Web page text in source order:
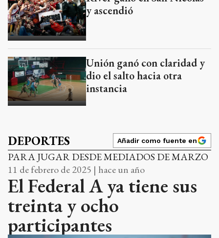
y ascendió
Unión ganó con claridad y
dio el salto hacia otra
instancia
DEPORTES Añadir como fuente en
PARA JUGAR DESDE MEDIADOS DE MARZO
11 de febrero de 2025 | hace un año
El Federal A ya tiene sus
treinta y ocho
participantes